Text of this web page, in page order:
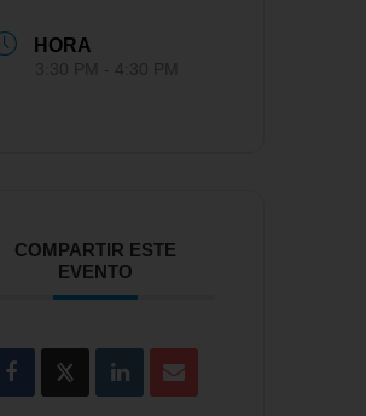
HORA
COMPARTIR ESTE
EVENTO